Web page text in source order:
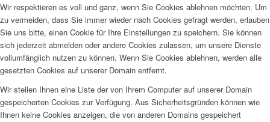
Wir respektieren es voll und ganz, wenn Sie Cookies ablehnen möchten. Um
zu vermeiden, dass Sie immer wieder nach Cookies gefragt werden, erlauben
Sie uns bitte, einen Cookie für Ihre Einstellungen zu speichern. Sie können
sich jederzeit abmelden oder andere Cookies zulassen, um unsere Dienste
vollumfänglich nutzen zu können. Wenn Sie Cookies ablehnen, werden alle
gesetzten Cookies auf unserer Domain entfernt.
Wir stellen Ihnen eine Liste der von Ihrem Computer auf unserer Domain
gespeicherten Cookies zur Verfügung. Aus Sicherheitsgründen können wie
Ihnen keine Cookies anzeigen, die von anderen Domains gespeichert